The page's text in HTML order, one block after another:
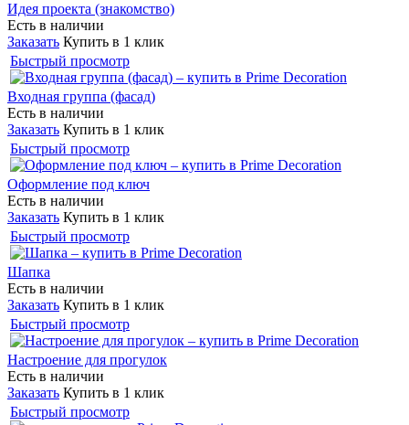
Идея проекта (знакомство)
Есть в наличии
Заказать Купить в 1 клик
Быстрый просмотр
Входная группа (фасад)
Есть в наличии
Заказать Купить в 1 клик
Быстрый просмотр
Оформление под ключ
Есть в наличии
Заказать Купить в 1 клик
Быстрый просмотр
Шапка
Есть в наличии
Заказать Купить в 1 клик
Быстрый просмотр
Настроение для прогулок
Есть в наличии
Заказать Купить в 1 клик
Быстрый просмотр